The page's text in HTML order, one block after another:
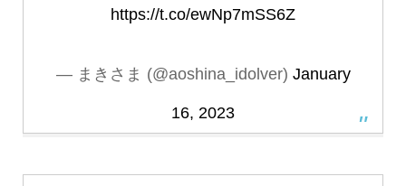
https://t.co/ewNp7mSS6Z
— まきさま (@aoshina_idolver) January
16, 2023